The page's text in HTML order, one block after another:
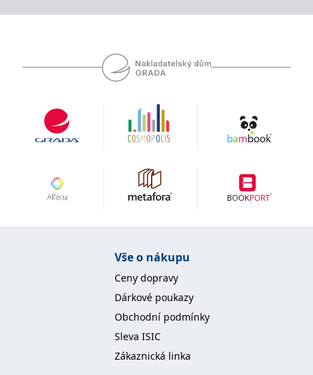
Vše o nákupu
Ceny dopravy
Dárkové poukazy
Obchodní podmínky
Sleva ISIC
Zákaznická linka
informace o tom, jak
koncový uživatel používá
návštěvou uvedeného
používáme k měření
používání webu pro
interní analýzu.
.doubleclick.net
15 minut
nastavuje společnost
DoubleClick (kterou